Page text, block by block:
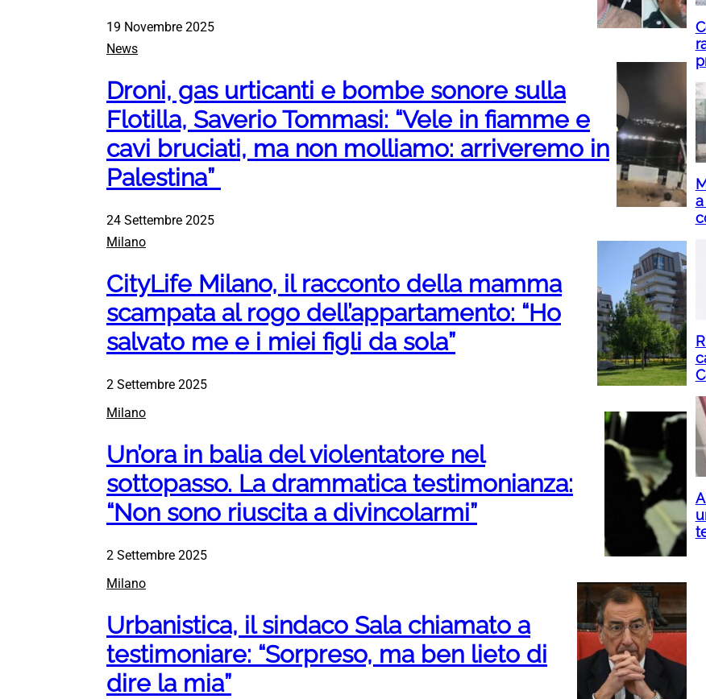
19 Novembre 2025
News
Droni, gas urticanti e bombe sonore sulla
Flotilla, Saverio Tommasi: “Vele in fiamme e
cavi bruciati, ma non molliamo: arriveremo in
Palestina”
24 Settembre 2025
Milano
CityLife Milano, il racconto della mamma
scampata al rogo dell’appartamento: “Ho
salvato me e i miei figli da sola”
2 Settembre 2025
Milano
Un’ora in balia del violentatore nel
sottopasso. La drammatica testimonianza:
“Non sono riuscita a divincolarmi”
2 Settembre 2025
Milano
Urbanistica, il sindaco Sala chiamato a
testimoniare: “Sorpreso, ma ben lieto di
dire la mia”